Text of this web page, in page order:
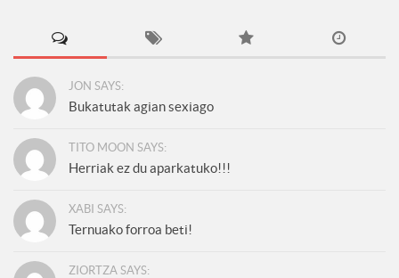
JON SAYS:
Bukatutak agian sexiago
TITO MOON SAYS:
Herriak ez du aparkatuko!!!
XABI SAYS:
Ternuako forroa beti!
ZIORTZA SAYS: